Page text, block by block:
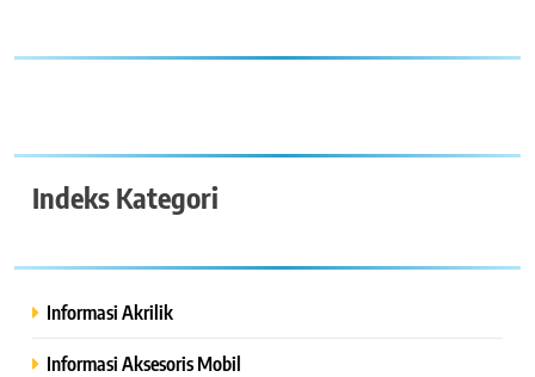
Indeks Kategori
Informasi Akrilik
Informasi Aksesoris Mobil